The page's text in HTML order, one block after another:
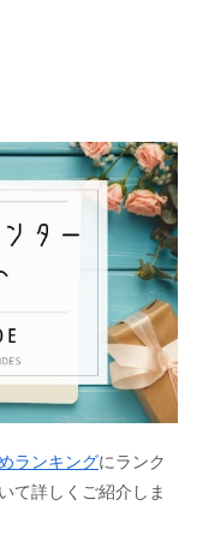
ランキングにランク
て詳しくご紹介しま